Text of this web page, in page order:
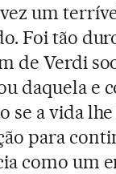
um
Foi tão
de Verdi
daquela e
a vida lhe
para
como um